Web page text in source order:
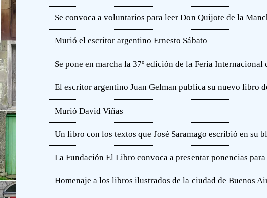
Se convoca a voluntarios para leer Don Quijote de la
Murió el escritor argentino Ernesto Sábato
Se pone en marcha la 37º edición de la Feria
El escritor argentino Juan Gelman publica su nuevo libro
Murió David Viñas
Un libro con los textos que José Saramago escribió en su
La Fundación El Libro convoca a presentar ponencias
Homenaje a los libros ilustrados de la ciudad de Buenos